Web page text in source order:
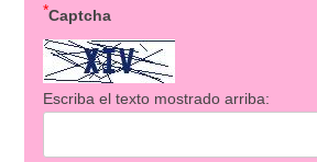
Captcha
*
Escriba el texto mostrado arriba: